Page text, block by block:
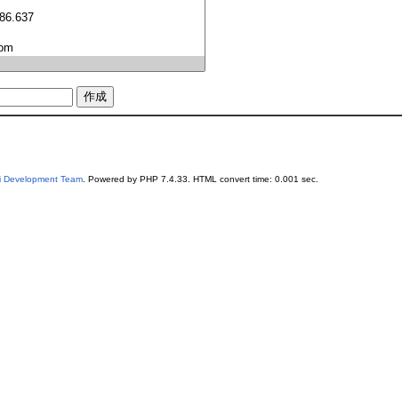
Development Team. Powered by PHP 7.4.33. HTML convert time: 0.001 sec.